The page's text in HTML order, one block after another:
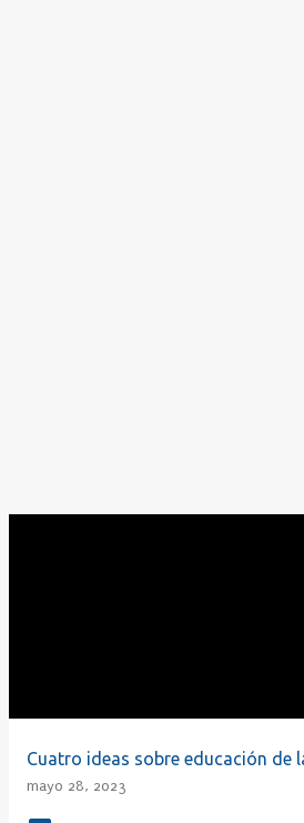
Cuatro ideas sobre educación de
mayo 28, 2023